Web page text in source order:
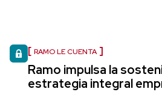
RAMO LE CUENTA
Ramo impulsa la
estrategia integral